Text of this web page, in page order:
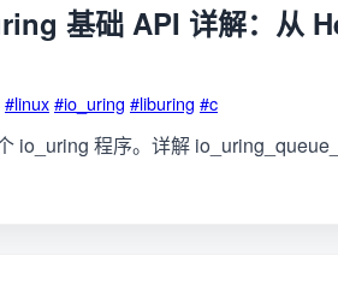
基础 API 详解：从
#linux#io_uring #liburing #c
io_uring 程序。详解